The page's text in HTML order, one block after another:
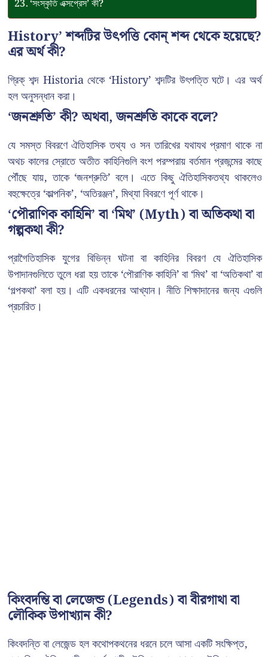
‘সংস্কৃতি এক্সপ্রেস’ কী?
History’ শব্দটির উৎপত্তি কোন্ শব্দ থেকে হয়েছে?
এর অর্থ কী?
গ্রিক্ শব্দ Historia থেকে ‘History’ শব্দটির উৎপত্তি ঘটে। এর অর্থ
হল অনুসন্ধান করা।
‘জনশ্রুতি’ কী? অথবা, জনশ্রুতি কাকে বলে?
যে সমস্ত বিবরণে ঐতিহাসিক তথ্য ও সন তারিখের যথাযথ প্রমাণ থাকে না
অথচ কালের স্রোতে অতীত কাহিনিগুলি বংশ পরম্পরায় বর্তমান প্রজন্মের কাছে
পৌঁছে যায়, তাকে ‘জনশ্রুতি’ বলে। এতে কিছু ঐতিহাসিকতথ্য থাকলেও
বহুক্ষেত্রে ‘কাল্পনিক’, ‘অতিরঞ্জন’, মিথ্যা বিবরণে পূর্ণ থাকে।
‘পৌরাণিক কাহিনি’ বা ‘মিথ’ (Myth) বা অতিকথা বা
গল্পকথা কী?
প্রাগৈতিহাসিক যুগের বিভিন্ন ঘটনা বা কাহিনির বিবরণ যে ঐতিহাসিক
উপাদানগুলিতে তুলে ধরা হয় তাকে ‘পৌরাণিক কাহিনি’ বা ‘মিথ’ বা ‘অতিকথা’ বা
‘গল্পকথা’ বলা হয়। এটি একধরনের আখ্যান। নীতি শিক্ষাদানের জন্য এগুলি
প্রচারিত।
কিংবদন্তি বা লেজেন্ড (Legends) বা বীরগাথা বা
লৌকিক উপাখ্যান কী?
কিংবদন্তি বা লেজেন্ড হল কথোপকথনের ধরনে চলে আসা একটি সংক্ষিপ্ত,